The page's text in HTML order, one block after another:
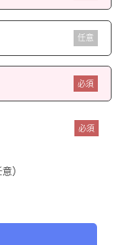
任意
必須
必須
）